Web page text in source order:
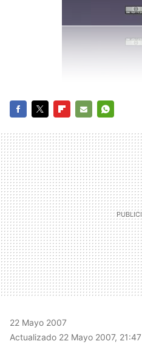
MAIL
22 Mayo 2007
Actualizado 22 Mayo 2007, 21:47